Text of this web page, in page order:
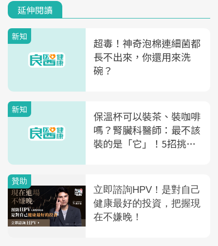
延伸閱讀
新知
超毒！神奇泡棉連細菌都
長不出來，你還用來洗
碗？
新知
保溫杯可以裝茶、裝咖啡
嗎？腎臟科醫師：最不該
裝的是「它」！5招挑安